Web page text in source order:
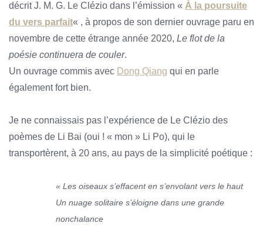
décrit J. M. G. Le Clézio dans l’émission « À la poursuite
du vers parfait« , à propos de son dernier ouvrage paru en
novembre de cette étrange année 2020, Le flot de la
poésie continuera de couler.
Un ouvrage commis avec Dong Qiang qui en parle
également fort bien.
Je ne connaissais pas l’expérience de Le Clézio des
poèmes de Li Bai (oui ! « mon » Li Po), qui le
transportèrent, à 20 ans, au pays de la simplicité poétique :
« Les oiseaux s’effacent en s’envolant vers le haut
Un nuage solitaire s’éloigne dans une grande
nonchalance